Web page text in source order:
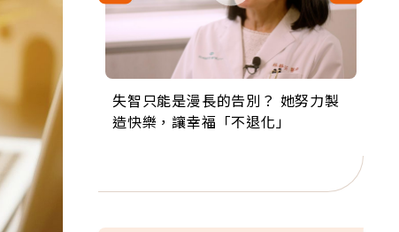
失智只能是漫長的告別？ 她努力製
造快樂，讓幸福「不退化」
來自剛果的巧克力神父 為台灣奉獻
36年 「台灣是我的家，我連作夢都
63歲卸矽谷副總、搬回台灣找快
樂！「蛋黃哥小丑」走進安養院，
104歲打破金氏世界紀錄 成為全球
最年長羽球選手，分享長壽的秘密
事業巔峰他選擇追夢…黑手阿伯拉
小提琴還登上小巨蛋！連CNN都大